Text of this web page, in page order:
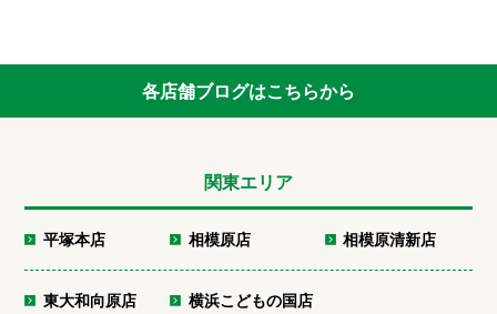
各店舗ブログはこちらから
関東エリア
平塚本店 相模原店 相模原清新店
東大和向原店 横浜こどもの国店